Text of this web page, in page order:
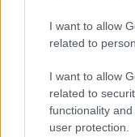
I want to allow
related to
I want to allow
related to
functionality
user protection.
Eventi floreali
Andrea Innocenti · 4 Ago
FIERE E EVENTI